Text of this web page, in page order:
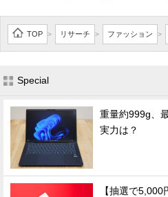
TOP > リサーチ > ファッション >
Special
重量約999g、
実力は？
【抽選で